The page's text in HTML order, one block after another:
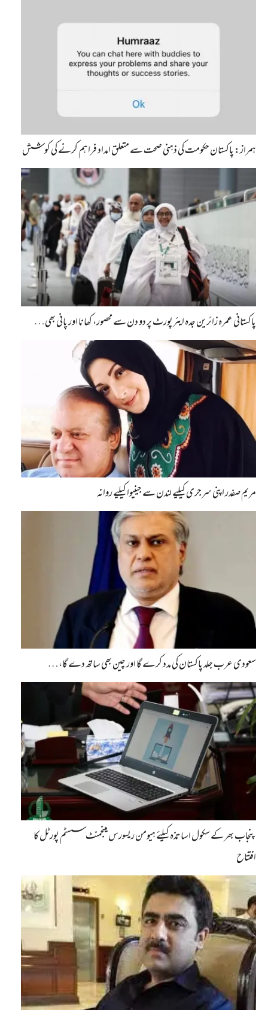
ہمراز: پاکستان حکومت کی ذہنی صحت سے متعلق امداد فراہم کرنے کی کوشش
پاکستانی عمرہ زائرین جدہ ایئرپورٹ پر دو دن سے محصور، کھانا اور پانی بھی…
مریم صفدر اپنی سرجری کیلیے لندن سے جینیوا کیلیے روانہ
سعودی عرب جلد پاکستان کی مدد کرے گا اور چین بھی ساتھ دے گا،…
پنجاب بھر کے سکول اساتذہ کیلئے ہیومن ریسورس مینجمنٹ سسٹم پورٹل کا
افتتاح